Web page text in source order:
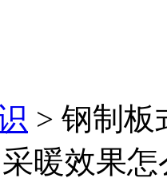
> 钢制板
暖效果